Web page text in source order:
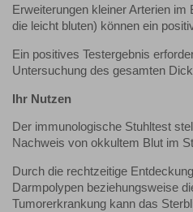
Erweiterungen kleiner Arterien
die leicht bluten) können ein
Ein positives Testergebnis
Untersuchung des gesamten
Ihr Nutzen
Der immunologische Stuhltest
Nachweis von okkultem Blut im
Durch die rechtzeitige
Darmpolypen beziehungsweise
Tumorerkrankung kann das